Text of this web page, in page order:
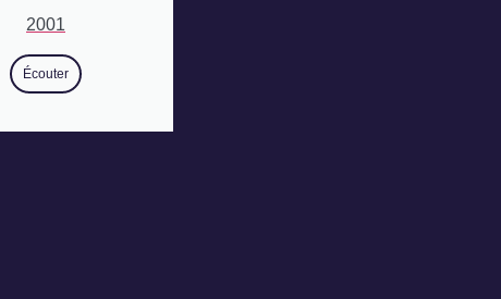
2001
Écouter